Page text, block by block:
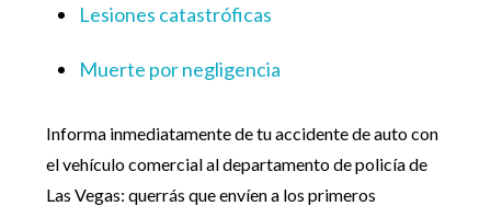
Lesiones catastróficas
Muerte por negligencia
Informa inmediatamente de tu accidente de auto con
el vehículo comercial al departamento de policía de
Las Vegas: querrás que envíen a los primeros